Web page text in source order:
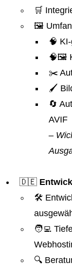
🛒
🖼️
🧠
🧠🖼️
✂️
🖌️
🔄
AVIF
–
🇩🇪
🛠️
🧑‍💻
🔍